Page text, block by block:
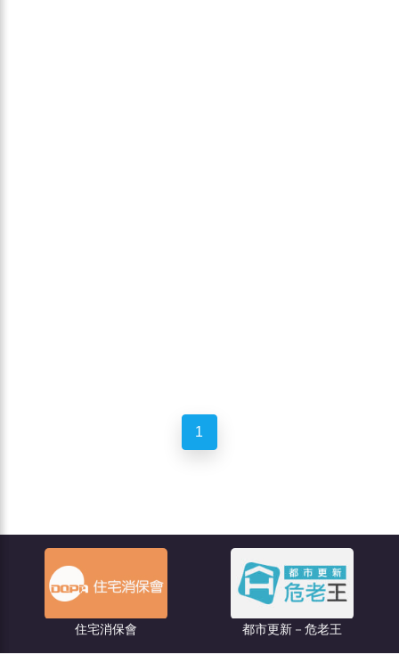
1
住宅消保會 都市更新－危老王